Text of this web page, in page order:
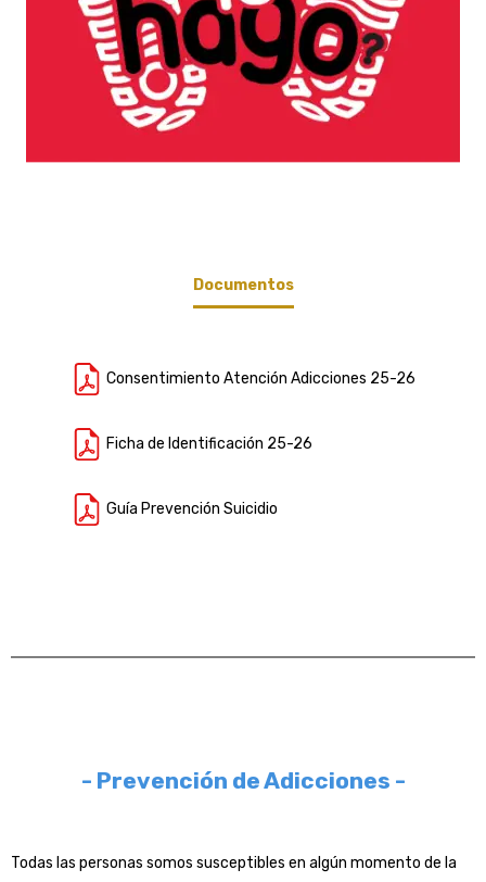
Documentos
Consentimiento Atención Adicciones 25-26
Ficha de Identificación 25-26
Guía Prevención Suicidio
- Prevención de Adicciones -
Todas las personas somos susceptibles en algún momento de la